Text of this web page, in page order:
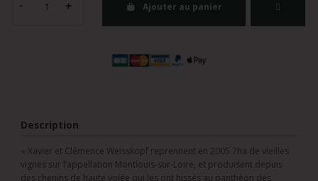
Ajouter au panier
Description
« Xavier et Clémence Weisskopf reprennent en 2005 7ha de vieilles
vignes sur l’appellation Montlouis-sur-Loire, et produisent depuis
des chenins de haute volée qui les ont hissés au panthéon des